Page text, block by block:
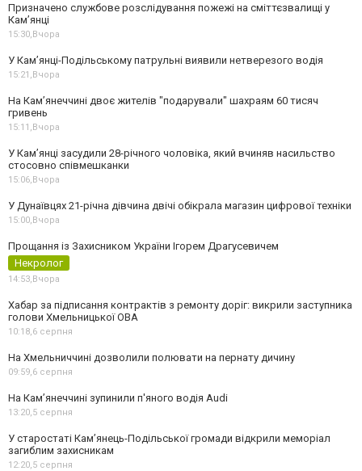
Призначено службове розслідування пожежі на сміттєзвалищі у
Кам’янці
15:30,Вчора
У Кам’янці-Подільському патрульні виявили нетверезого водія
15:21,Вчора
На Камʼянеччині двоє жителів "подарували" шахраям 60 тисяч
гривень
15:11,Вчора
У Камʼянці засудили 28-річного чоловіка, який вчиняв насильство
стосовно співмешканки
15:06,Вчора
У Дунаївцях 21-річна дівчина двічі обікрала магазин цифрової техніки
15:00,Вчора
Прощання із Захисником України Ігорем Драгусевичем
Некролог
14:53,Вчора
Хабар за підписання контрактів з ремонту доріг: викрили заступника
голови Хмельницької ОВА
10:18,6 серпня
На Хмельниччині дозволили полювати на пернату дичину
09:59,6 серпня
На Камʼянеччині зупинили п'яного водія Audi
13:20,5 серпня
У старостаті Кам’янець-Подільської громади відкрили меморіал
загиблим захисникам
12:20,5 серпня